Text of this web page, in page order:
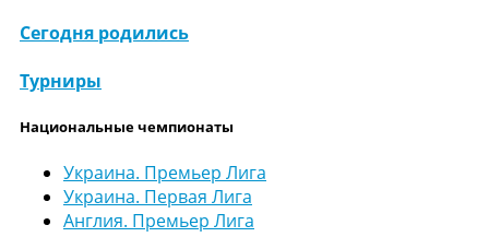
Сегодня родились
Турниры
Национальные чемпионаты
Украина. Премьер Лига
Украина. Первая Лига
Англия. Премьер Лига